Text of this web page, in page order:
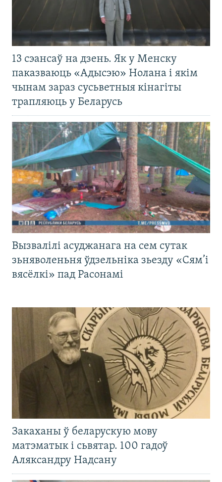
13 сэансаў на дзень. Як у Менску
паказваюць «Адысэю» Нолана і якім
чынам зараз сусьветныя кінагіты
трапляюць у Беларусь
Вызвалілі асуджанага на сем сутак
зьняволеньня ўдзельніка зьезду «Сям’і
вясёлкі» пад Расонамі
Закаханы ў беларускую мову
матэматык і сьвятар. 100 гадоў
Аляксандру Надсану